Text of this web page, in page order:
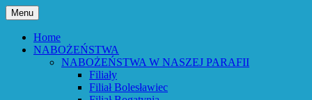
Przejdź
do
treściParafia Ewangelicko-
Augsburska w Lubaniu
czynię – Obj 21,5 – Słowo Boże Roku
Pańskiego 2026
Menu
Home
NABOŻEŃSTWA
NABOŻEŃSTWA W NASZEJ PARAFII
Filiały
Filiał Bolesławiec